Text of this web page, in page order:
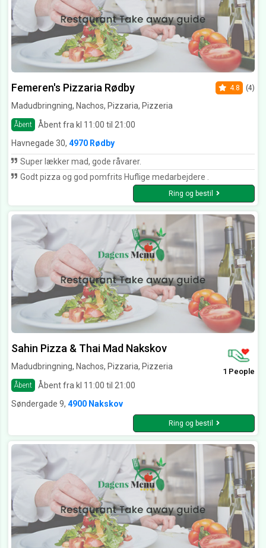
Femeren's Pizzaria Rødby
Madudbringning, Nachos, Pizzaria, Pizzeria
Åbent Åbent fra kl 11:00 til 21:00
4.8 (4)
Havnegade 30, 4970 Rødby
Super lækker mad, gode råvarer.
Godt pizza og god pomfrits Huflige medarbejdere .
Ring og bestil
Sahin Pizza & Thai Mad Nakskov
Madudbringning, Nachos, Pizzaria, Pizzeria
Åbent Åbent fra kl 11:00 til 21:00
1 People
Søndergade 9, 4900 Nakskov
Ring og bestil